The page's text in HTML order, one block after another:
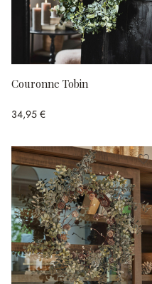
Couronne Tobin
34,95 €